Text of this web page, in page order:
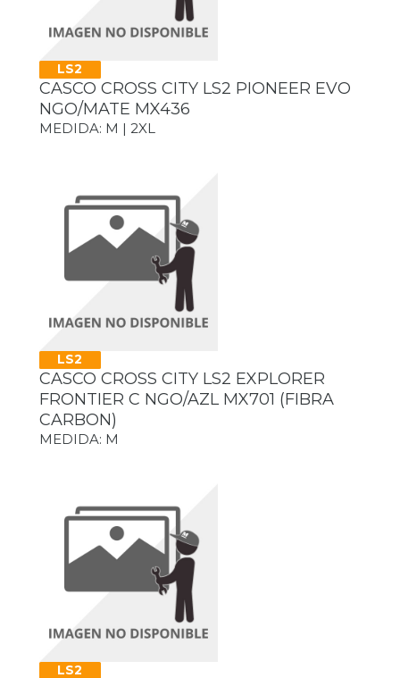
LS2
CASCO CROSS CITY LS2 PIONEER EVO
NGO/MATE MX436
MEDIDA: M | 2XL
LS2
CASCO CROSS CITY LS2 EXPLORER
FRONTIER C NGO/AZL MX701 (FIBRA
CARBON)
MEDIDA: M
LS2